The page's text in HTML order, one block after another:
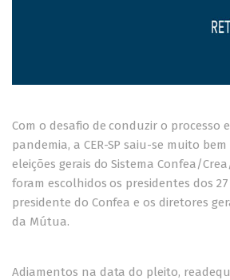
Com o desafio de conduzir o processo
pandemia, a CER-SP saiu-se muito
eleições gerais do Sistema Confea/
foram escolhidos os presidentes dos 27
presidente do Confea e os diretores
da Mútua.
Adiamentos na data do pleito,